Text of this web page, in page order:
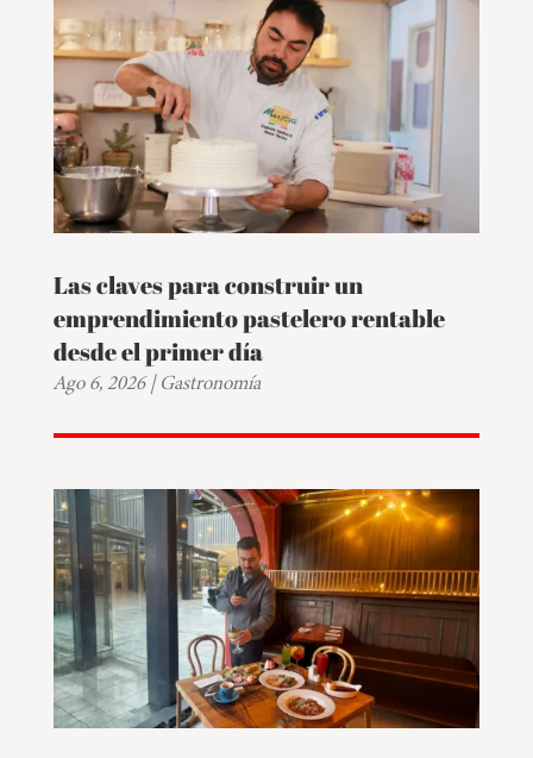
Las claves para construir un
emprendimiento pastelero rentable
desde el primer día
Ago 6, 2026|Gastronomía